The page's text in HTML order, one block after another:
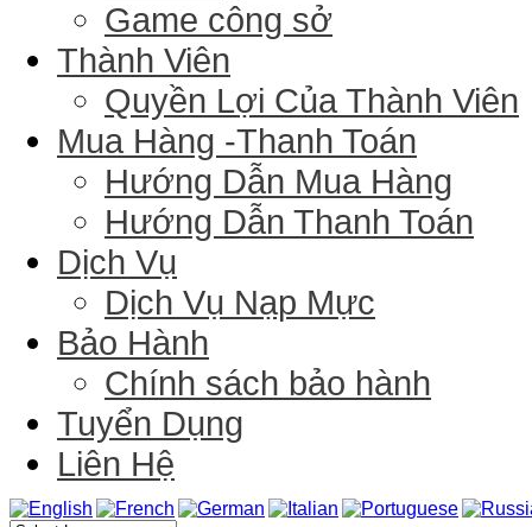
Game công sở
Thành Viên
Quyền Lợi Của Thành Viên
Mua Hàng -Thanh Toán
Hướng Dẫn Mua Hàng
Hướng Dẫn Thanh Toán
Dịch Vụ
Dịch Vụ Nạp Mực
Bảo Hành
Chính sách bảo hành
Tuyển Dụng
Liên Hệ